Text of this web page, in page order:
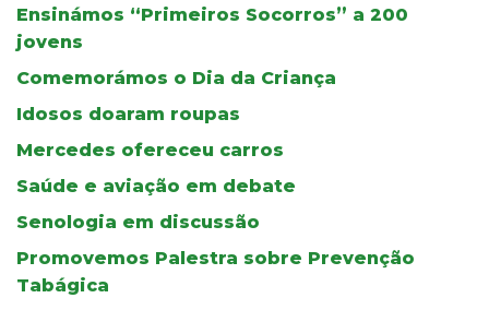
Ensinámos “Primeiros Socorros” a 200
jovens
Comemorámos o Dia da Criança
Idosos doaram roupas
Mercedes ofereceu carros
Saúde e aviação em debate
Senologia em discussão
Promovemos Palestra sobre Prevenção
Tabágica